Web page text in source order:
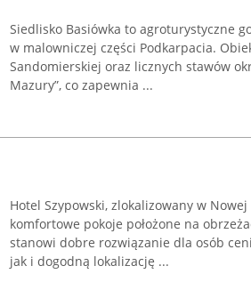
Siedlisko Basiówka to agroturystyczne
w malowniczej części Podkarpacia.
Sandomierskiej oraz licznych stawów
Mazury”, co zapewnia ...
Hotel Szypowski, zlokalizowany w
komfortowe pokoje położone na
stanowi dobre rozwiązanie dla osób
jak i dogodną lokalizację ...